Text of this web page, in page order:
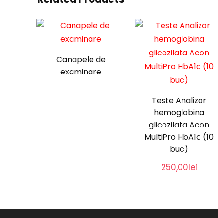
Canapele de
examinare
Teste Analizor
hemoglobina
glicozilata Acon
MultiPro HbA1c (10
buc)
250,00lei